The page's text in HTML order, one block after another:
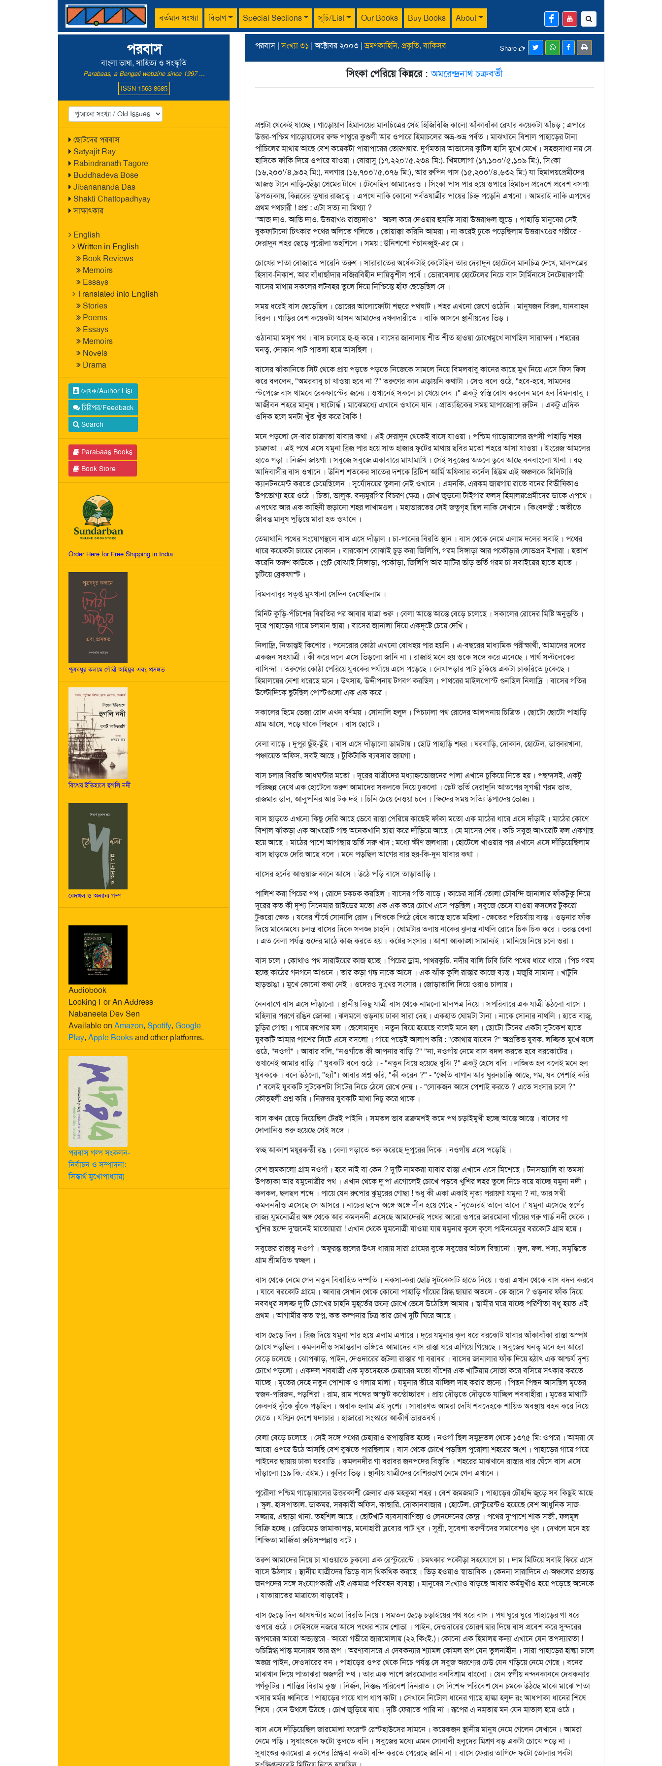
বর্তমান সংখ্যা বিভাগ Special Sections সূচি/List Our Books Buy Books About
পরবাস
বাংলা ভাষা, সাহিত্য ও সংস্কৃতি
Parabaas, a Bengali webzine since 1997 ...
ISSN 1563-8685
ছোটদের পরবাস
Satyajit Ray
Rabindranath Tagore
Buddhadeva Bose
Jibanananda Das
Shakti Chattopadhyay
সাক্ষাৎকার
English
Written in English
Book Reviews
Memoirs
Essays
Translated into English
Stories
Poems
Essays
Memoirs
Novels
Drama
লেখক/Author List
চিঠিপত্র/Feedback
Search
Parabaas Books
Book Store
Order Here for Free Shipping in India
পুত্রবধূর কলমে গৌরী আইয়ুব এবং প্রসঙ্গত
বিশ্বের ইতিহাসে হুগলি নদী
বেদখল ও অন্যান্য গল্প
Audiobook
Looking For An Address
Nabaneeta Dev Sen
Available on Amazon, Spotify, Google
Play, Apple Booksand other platforms.
পরবাস গল্প সংকলন-
নির্বাচন ও সম্পাদনা:
সিদ্ধার্থ মুখোপাধ্যায়)
পরবাস |সংখ্যা ৩১ | অক্টোবর ২০০৩ |ভ্রমণকাহিনি, প্রকৃতি, বাকিসব Share
সিংকা পেরিয়ে কিন্নরে:অমরেন্দ্রনাথ চক্রবর্তী
প্রশ্নটা থেকেই যাচ্ছে । গাড়োয়াল হিমালয়ের মানচিত্রের সেই হিজিবিজি কালো আঁকাবাঁকা রেখার কয়েকটা আঁচড় ; এপারে
উত্তর-পশ্চিম গাড়োয়ালের রুক্ষ পাথুরে কুণ্ডলী আর ওপারে হিমাচলের অভ্র-শুভ্র পর্বত । মাঝখানে বিশাল পাহাড়ের টানা
পাঁচিলের মাথায় আছে বেশ কয়েকটা পারাপারের তোরণদ্বার, দুর্গমতার আভাসের কুটিল হাসি মুখে মেখে । সহজসাধ্য নয় সে-
হাসিকে ফাঁকি দিয়ে ওপারে যাওয়া । বোরাসু (১৭,২২০'/৫,২৩৪ মি:), খিমলোগা (১৭,১০০'/৫,১০৯ মি:), সিংকা
(১৬,২০০'/৪,৯৩২ মি:), নলগার (১৬,৭০০'/৫,০৭৬ মি:), আর রুপিন পাস (১৫,২০০'/৪,৬৩২ মি:) যা হিমালয়প্রেমীদের
আজও টানে নাড়ি-ছেঁড়া প্রেমের টানে । টেনেছিল আমাদেরও । সিংকা পাস পার হয়ে ওপারে হিমাচল প্রদেশে প্রবেশ বসপা
উপত্যকায়, কিন্নরের তুষার রাজত্বে । এপথে নাকি কোনো পর্বতযাত্রীর পায়ের চিহ্ন পড়েনি এখনো । আমরাই নাকি এপথের
প্রথম পথচারী ! প্রশ্ন : এটা সত্য না মিথ্যা ?
"আজ দাও, আভি দাও, উত্তরাখণ্ড রাজ্যদাও" - অচল করে দেওয়ার হুমকি সারা উত্তরাঞ্চল জুড়ে । পাহাড়ি মানুষের সেই
বুকফাটানো চিত্কার পথের অলিতে গলিতে । তোয়াক্কা করিনি আমরা । না করেই ঢুকে পড়েছিলাম উত্তরাখণ্ডের গভীরে -
দেরাদুন শহর ছেড়ে পুরৌলা তহশিলে । সময় : উনিশশো পঁচানব্বুই-এর মে ।
চোখের পাতা বোজাতে পারেনি তরুণ । সারারাতের অর্ধেকটাই কেটেছিল তার দেরাদুন হোটেলে মানচিত্র দেখে, মালপত্রের
হিসাব-নিকাশ, আর বাঁধাছাঁদার নজিরবিহীন দায়িত্বশীল পর্বে । ভোরবেলায় হোটেলের নিচে বাস টার্মিনাসে নৈটেয়ারগামী
বাসের মাথায় সকলের লটবহর তুলে দিয়ে নিশ্চিন্তে হাঁফ ছেড়েছিল সে ।
সময় ধরেই বাস ছেড়েছিল । ভোরের আলোফোটা শহুরে পথঘাট । শহর এখনো জেগে ওঠেনি । মানুষজন বিরল, যানবাহন
বিরল । গাড়ির বেশ কয়েকটা আসন আমাদের দখলদারীতে । বাকি আসনে স্থানীয়দের ভিড় ।
ওঠানামা মসৃণ পথ । বাস চলেছে হু-হু করে । বাসের জানালায় শীত শীত হাওয়া চোখেমুখে লাগছিল সারাক্ষণ । শহরের
ঘনত্ব, দোকান-পাট পাতলা হয়ে আসছিল ।
বাসের ঝাঁকানিতে সিট থেকে প্রায় পড়তে পড়তে নিজেকে সামলে নিয়ে বিমলবাবু কানের কাছে মুখ নিয়ে এসে ফিস ফিস
করে বললেন, "অমরবাবু চা খাওয়া হবে না ?" তরুণের কান এড়ায়নি কথাটা । সেও বলে ওঠে, "হবে-হবে, সামনের
স্টপেজে বাস থামবে ব্রেকফাস্টের জন্যে । ওখানেই সকলে চা খেয়ে নেব ।" একটু স্বস্তি বোধ করলেন মনে হল বিমলবাবু ।
আজীবন শহরে মানুষ । ষাটোর্দ্ধ । মাঝেমধ্যে এখানে ওখানে যান । প্রাত্যহিকের সময় মাপাজোপা রুটিন । একটু এদিক
ওদিক হলে মনটা খুঁত খুঁত করে বৈকি !
মনে পড়লো সে-বার চাক্রাতা যাবার কথা । এই দেরাদুন থেকেই বাসে যাওয়া । পশ্চিম গাড়োয়ালের রূপসী পাহাড়ি শহর
চাক্রাতা । এই পথে এসে যমুনা ব্রিজ পার হয়ে সাত হাজার ফুটের মাথায় ছবির মতো শহরে আসা যাওয়া । ইংরেজ আমলের
হাতে গড়া । নির্জন জায়গা । সবুজে সবুজে একাবারে মাখামাখি । সেই সবুজের অতলে ডুবে আছে বনবাংলো খানা । বহু
আদিবাসীর বাস ওখানে । উনিশ শতকের সাতের দশকে ব্রিটিশ আর্মি অফিসার কর্নেল হিউম এই অঞ্চলকে মিলিটারি
ক্যানটনমেন্ট করতে চেয়েছিলেন । সূর্যোদয়ের তুলনা নেই ওখানে । এমনকি, এরকম জায়গায় রাতে বনের বিভীষিকাও
উপভোগ্য হয়ে ওঠে । চিতা, ভালুক, বন্যমুরগির বিচরণ ক্ষেত্র । চোখ জুড়নো টাইগার ফলস্‌ হিমালয়প্রেমীদের ডাকে এপথে ।
এপথের আর এক কাহিনী জড়ানো শহর লাখামণ্ডল । মহাভারতের সেই জতুগৃহ ছিল নাকি সেখানে । কিংবদন্তী : অতীতে
জীবন্ত মানুষ পুড়িয়ে মারা হত ওখানে ।
তেমাথানি পথের সংযোগস্থলে বাস এসে দাঁড়াল । চা-পানের বিরতি স্থান । বাস থেকে নেমে এলাম দলের সবাই । পথের
ধারে কয়েকটা চায়ের দোকান । বারকোশ বোঝাই চূড় করা জিলিপি, গরম সিঙ্গাড়া আর পকৌড়ার লোভপ্রদ ইশারা । হতাশ
করেনি তরুণ কাউকে । প্লেট বোঝাই সিঙ্গাড়া, পকৌড়া, জিলিপি আর মাটির ভাঁড় ভর্তি গরম চা সবাইয়ের হাতে হাতে ।
চুটিয়ে ব্রেকফাস্ট ।
বিমলবাবুর সতৃপ্ত মুখখানা সেদিন দেখেছিলাম ।
মিনিট কুড়ি-পঁচিশের বিরতির পর আবার যাত্রা শুরু । বেলা আস্তে আস্তে বেড়ে চলেছে । সকালের রোদের মিষ্টি অনুভূতি ।
দূরে পাহাড়ের গায়ে চলমান ছায়া । বাসের জানালা দিয়ে একদৃষ্টে চেয়ে দেখি ।
নিলাদ্রি, নিতান্তই কিশোর । পনেরোর কোঠা এখনো বোধহয় পার হয়নি । এ-বছরের মাধ্যমিক পরীক্ষার্থী, আমাদের দলের
একজন সহযাত্রী । কী করে দলে এসে ভিড়লো জানি না । রাজাই মনে হয় ওকে সঙ্গে করে এনেছে । পার্থ সল্টলেকের
বাসিন্দা । তরুণের কোঠা পেরিয়ে যুবকের পর্যায়ে এসে পড়েছে । লেখাপড়ার পাট চুকিয়ে একটা চাকরিতে ঢুকেছে ।
হিমালয়ের নেশা ধরেছে মনে । উত্সাহ, উদ্দীপনায় টগবগ করছিল । পাথরের মাইলপোস্ট গুনছিল নিলাদ্রি । বাসের গতির
উল্টোদিকে ছুটছিল পোস্টগুলো এক এক করে ।
সকালের হিমে ভেজা রোদ এখন বর্ণময় । সোনালি হলুদ । পিচঢালা পথ রোদের আলপনায় চিত্রিত । ছোটো ছোটো পাহাড়ি
গ্রাম আসে, পড়ে থাকে পিছনে । বাস ছোটে ।
বেলা বাড়ে । দুপুর ছুঁই-ছুঁই । বাস এসে দাঁড়ালো ডামটায় । ছোট্ট পাহাড়ি শহর । ঘরবাড়ি, দোকান, হোটেল, ডাক্তারখানা,
পঞ্চায়েত অফিস, সবই আছে । টুকিটাকি ব্যবসার জায়গা ।
বাস চলার বিরতি আধঘন্টার মতো । দূরের যাত্রীদের মধ্যাহ্নভোজনের পালা এখানে চুকিয়ে নিতে হয় । পছন্দসই, একটু
পরিচ্ছন্ন দেখে এক হোটেলে তরুণ আমাদের সকলকে নিয়ে ঢুকলো । প্লেট ভর্তি দেরাদুনি আতপের সুগন্ধী গরম ভাত,
রাজমার ডাল, আলুপনির আর টক দই । চিনি চেয়ে নেওয়া চলে । ক্ষিদের সময় সত্যি উপাদেয় ভোজ্য ।
বাস ছাড়তে এখনো কিছু দেরি আছে ভেবে রাস্তা পেরিয়ে কাছেই ফাঁকা মতো এক মাঠের ধারে এসে দাঁড়াই । মাঠের কোণে
বিশাল ঝাঁকড়া এক আখরোট গাছ অনেকখানি ছায়া করে দাঁড়িয়ে আছে । মে মাসের শেষ । কচি সবুজ আখরোট ফল একগাছ
হয়ে আছে । মাঠের পাশে আগাছায় ভর্তি সরু খাদ ; মধ্যে ক্ষীণ জলধারা । হোটেলে খাওয়ার পর এখানে এসে দাঁড়িয়েছিলাম
বাস ছাড়তে দেরি আছে বলে । মনে পড়ছিল আগের বার হর-কি-দুন যাবার কথা ।
বাসের হর্নের আওয়াজ কানে আসে । উঠে পড়ি বাসে তাড়াতাড়ি ।
পালিশ করা পিচের পথ । রোদে চকচক করছিল । বাসের গতি বাড়ে । কাচের সার্সি-তোলা চৌবন্দি জানালার ফাঁকটুকু দিয়ে
দূরের কত কী দৃশ্য সিনেমার স্লাইডের মতো এক এক করে চোখে এসে পড়ছিল । সবুজে ভেসে যাওয়া ফসলের টুকরো
টুকরো ক্ষেত । যবের শীর্ষে সোনালি রোদ । শিশুকে পিঠে বেঁধে কাস্তে হাতে মহিলা - ক্ষেতের পরিচর্যায় ব্যস্ত । ওড়নার ফাঁক
দিয়ে মাঝেমধ্যে চলন্ত বাসের দিকে সলজ্জ চাহনি । ঘোমটার তলায় নাকের ঝুলন্ত নাথলি রোদে চিক চিক করে । ভরন্ত বেলা
। এত বেলা পর্যন্ত ওদের মাঠে কাজ করতে হয় । কষ্টের সংসার । আশা আকাঙ্খা সামান্যই । মানিয়ে নিয়ে চলে ওরা ।
বাস চলে । কোথাও পথ সারাইয়ের কাজ হচ্ছে । পিচের ড্রাম, পাথরকুচি, নদীর বালি ঢিবি ঢিবি পথের ধারে ধারে । পিচ গরম
হচ্ছে কাঠের গনগনে আগুনে । তার কড়া গন্ধ নাকে আসে । এক ঝাঁক কুলি রাস্তার কাজে ব্যস্ত । মজুরি সামান্য । খাটুনি
হাড়ভাঙা । মুখে কোনো কথা নেই । ওদেরও দু:খের সংসার । জোড়াতালি দিয়ে ওরাও চালায় ।
নৈনবাগে বাস এসে দাঁড়ালো । স্থানীয় কিছু যাত্রী বাস থেকে নামলো মালপত্র নিয়ে । সপরিবারে এক যাত্রী উঠলো বাসে ।
মহিলার পরণে রঙিন জোব্বা । ঝলমলে ওড়নায় ঢাকা সারা দেহ । একহাত ঘোমটা টানা । নাকে সোনার নাথলি । হাতে বাজু,
চুড়ির গোছা । পায়ে রুপোর মল । ছেলেমানুষ । নতুন বিয়ে হয়েছে বলেই মনে হল । ছোটো টিনের একটা সুটকেশ হাতে
যুবকটি আমার পাশের সিটে এসে বসলো । গায়ে পড়েই আলাপ করি : "কোথায় যাবেন ?" অপ্রতিভ যুবক, লজ্জিত মুখে বলে
ওঠে, "নওগাঁ" । আবার বলি, "নওগাঁতে কী আপনার বাড়ি ?" "না, নওগাঁয় নেমে বাস বদল করতে হবে বরকোটের ।
ওখানেই আমার বাড়ি ।" যুবকটি বলে ওঠে । - "নতুন বিয়ে হয়েছে বুঝি ?" একটু হেসে বলি । লজ্জিত হল বলেই মনে হল
যুবককে । বলে উঠলো, "হ্যাঁ"। আবার প্রশ্ন করি, "কী করেন ?" - "ক্ষেতি বাগান আর ঘুরনচাক্কি আছে, গম, যব পেশাই করি
।" বলেই যুবকটি সুটকেশটা সিটের নিচে ঠেলে রেখে দেয় । - "লোকজন আসে পেশাই করতে ? এতে সংসার চলে ?"
কৌতূহলী প্রশ্ন করি । নিরুত্তর যুবকটি মাথা নিচু করে থাকে ।
বাস কখন ছেড়ে দিয়েছিল টেরই পাইনি । সমতল ভাব ত্রক্রমশই কমে পথ চড়াইমুখী হচ্ছে আস্তে আস্তে । বাসের গা
দোলানিও শুরু হয়েছে সেই সঙ্গে ।
স্বচ্ছ আকাশ ময়ূরকন্ঠী রঙ । বেলা গড়াতে শুরু করেছে দুপুরের দিকে । নওগাঁয় এসে পড়েছি ।
বেশ জমকালো গ্রাম নওগাঁ । হবে নাই বা কেন ? দু'টি নামকরা যাবার রাস্তা এখানে এসে মিশেছে । টনসভ্যালি বা তমসা
উপত্যকা আর যমুনোত্রীর পথ । এখান থেকে দু'পা এগোলেই চোখে পড়বে খুশির লহর তুলে নিচে বয়ে যাচ্ছে যমুনা নদী ।
কলকল, ছলছল শব্দে । পায়ে যেন রুপোর ঝুমুরের গোছা ! শুধু কী একা একাই নৃত্য পরায়ণা যমুনা ? না, তার সখী
কমলনদীও এসেছে সে আসরে । নাচের ছন্দে অঙ্গে অঙ্গে লীন হয়ে গেছে - `নৃত্যেরই তালে তালে ।' যমুনা এসেছে স্বর্গের
রাজ্য যুমনোত্রীর অঙ্গ থেকে আর কমলনদী এসেছে আমাদেরই পথের আরো ওপরে জারমোলা গাঁয়ের গরু গার্ড নদী থেকে ।
খুশির ছন্দে দু'জনেই মাতোয়ারা ! এখান থেকে যুমনোত্রী যাওয়া যায় যমুনার কূলে কূলে পাইনমেদুর বরকোট গ্রাম হয়ে ।
সবুজের রাজত্ব নওগাঁ । অফুরন্ত জলের উত্স ধারায় সারা গ্রামের বুকে সবুজের আঁচল বিছানো । ফুল, ফল, শস্য, সমৃদ্ধিতে
গ্রাম শ্রীমণ্ডিত স্বচ্ছল ।
বাস থেকে নেমে গেল নতুন বিবাহিত দম্পতি । নকসা-করা ছোট্ট সুটকেসটি হাতে নিয়ে । ওরা এখান থেকে বাস বদল করবে
। যাবে বরকোট গ্রামে । আবার সেখান থেকে কোনো পাহাড়ি গাঁয়ের স্নিগ্ধ ছায়ার অতলে - কে জানে ? ওড়নার ফাঁক দিয়ে
নববধূর সলজ্জ দু'টি চোখের চাহনি মুহূর্তের জন্যে চোখে ভেসে উঠেছিল আমার । স্বামীর ঘরে যাচ্ছে পরিণীতা বধূ হয়ত এই
প্রথম । আগামীর কত স্বপ্ন, কত কল্পনার চিত্র তার চোখ দুটি ঘিরে আছে ।
বাস ছেড়ে দিল । ব্রিজ দিয়ে যমুনা পার হয়ে এলাম এপারে । দূরে যমুনার কূল ধরে বরকোট যাবার আঁকাবাঁকা রাস্তা অস্পষ্ট
চোখে পড়ছিল । কমলনদীও সমান্তরাল ভঙ্গিতে আমাদের বাস রাস্তা ধরে এগিয়ে গিয়েছে । সবুজের ঘনত্ব মনে হল আরো
বেড়ে চলেছে । ঝোপঝাড়, পাইন, দেওদারের জটলা রাস্তার গা বরাবর । বাসের জানালার ফাঁক দিয়ে হঠাৎ এক আশ্চর্য দৃশ্য
চোখে পড়লো । একদল শবযাত্রী এক মৃতদেহকে চেয়ারের মতো বাঁশের এক খাটিয়ায় সোজা করে বসিয়ে সত্কার করতে
যাচ্ছে । মৃতের দেহে নতুন পোশাক ও গলায় মালা । যমুনার তীরে যাচ্ছিল দাহ করার জন্যে । পিছন পিছন আসছিল মৃতের
স্বজন-পরিজন, পড়শিরা । রাম, রাম শব্দের অস্ফুট কন্ঠোচ্চারণ । প্রায় দৌড়তে দৌড়তে যাচ্ছিল শববাহীরা । মৃতের মাথাটি
কেবলই ঝুঁকে ঝুঁকে পড়ছিল । অবাক হলাম এই দৃশ্যে । সাধারণত আমরা দেখি শবদেহকে শায়িত অবস্থায় বহন করে নিয়ে
যেতে । যস্মিন দেশে যদাচার । হাজারো সংস্কারে আকীর্ণ ভারতবর্ষ ।
বেলা বেড়ে চলেছে । সেই সঙ্গে পথের চেহারাও রূপান্তরিত হচ্ছে । নওগাঁ ছিল সমুদ্রতল থেকে ১৩৭৫ মি: ওপরে । আমরা যে
আরো ওপরে উঠে আসছি বেশ বুঝতে পারছিলাম । বাস থেকে চোখে পড়ছিল পুরৌলা শহরের অংশ । পাহাড়ের গায়ে গায়ে
পাইনের ছায়ায় ঢাকা ঘরবাডি । কমলনদীর গা বরাবর জনপদের বিস্তৃতি । শহরের মাঝখানে রাস্তার ধার ঘেঁসে বাস এসে
দাঁড়ালো (১৯ কি.ংইম.) । কুলির ভিড় । স্থানীয় যাত্রীদের বেশিরভাগ নেমে গেল এখানে ।
পুরৌলা পশ্চিম গাড়োয়ালের উত্তরকাশী জেলার এক মহকুমা শহর । বেশ জমজমাট । পাহাড়ের চৌহদ্দি জুড়ে সব কিছুই আছে
। স্কুল, হাসপাতাল, ডাকঘর, সরকারী অফিস, কাছারি, দোকানবাজার । হোটেল, রেস্টুরেন্টও হয়েছে বেশ আধুনিক সাজ-
সজ্জায়, এছাড়া থানা, তহশিল আছে । ছোটখাট ব্যবসাবাণিজ্য ও লেনদেনের কেন্দ্র । পথের দু'পাশে শাক সব্জী, ফলমূল
বিক্রি হচ্ছে । রেডিমেড জামাকাপড়, মনোহারী দ্রব্যের পাট খুব । সুশ্রী, সুবেশা তরুণীদের সমাবেশও খুব । দেখলে মনে হয়
শিক্ষিতা মার্জিতা রুচিসম্পন্নাও বটে ।
তরুণ আমাদের নিয়ে চা খাওয়াতে ঢুকলো এক রেস্টুরেন্টে । চমত্কার পকৌড়া সহযোগে চা । দাম মিটিয়ে সবাই ফিরে এসে
বাসে উঠলাম । স্থানীয় যাত্রীদের ভিড়ে বাস থিকথিক করছে । ভিড় হওয়াও স্বাভাবিক । কেননা সারাদিনে এ-অঞ্চলের প্রত্যন্ত
জনপদের সঙ্গে সংযোগকারী এই একমাত্র পরিবহন ব্যবস্থা । মানুষের সংখ্যাও বাড়ছে আবার কর্মমুখীও হয়ে পড়েছে অনেকে
। যাতায়াতের মাত্রাতো বাড়বেই ।
বাস ছেড়ে দিল আধঘন্টার মতো বিরতি নিয়ে । সমতল ছেড়ে চড়াইয়ের পথ ধরে বাস । পথ ঘুরে ঘুরে পাহাড়ের গা ধরে
ওপরে ওঠে । সেইসঙ্গে নজরে আসে পথের শ্যাম শোভা । পাইন, দেওদারের তোরণ দ্বার দিয়ে বাস প্রবেশ করে সুন্দরের
রূপঘরের আরো অভ্যন্তরে - আরো গভীরে জারমোলায় (২২ কিংই.)। কোনো এক হিমালয় কন্যা এখানে যেন তপস্যারতা !
শুচিস্নিগ্ধ শান্ত মনোরম তার রূপ । অরণ্যবাসরে এ দেবকন্যার শ্যামল কোমল রূপ যেন তুলনাহীন । সারা পাহাড়ের হাল্কা ঢালে
অজস্র পাইন, দেওদারের বন । পাহাড়ের ওপর থেকে নিচে পর্যন্ত সে সবুজ অরণ্যের ঢেউ যেন গড়িয়ে নেমে গেছে । বনের
মাঝখান দিয়ে পাতাঝরা অজগরী পথ । তার এক পাশে জারমোলার বনবিশ্রাম বাংলো । যেন স্বর্গীয় নন্দনকাননে দেবকন্যার
পর্ণকুটির । শান্তির বিরাম কুঞ্জ । নির্জন, নিস্তব্ধ পরিবেশ দিনরাত । সে নি:শব্দ পরিবেশ যেন চমকে উঠছে মাঝে মাঝে পাতা
খসার মর্মর ধ্বনিতে ! পাহাড়ের গায়ে ধাপ ধাপ কাটা । সেখানে নিটোল ধানের গাছে হাল্কা হলুদ রং আধপাকা ধানের শিষে
শিষে । যেন উথলে উঠছে । চোখ জুড়িয়ে যায় । দৃষ্টি ফেরাতে পারি না । রূপের এ নম্রতায় মন যেন মাতাল হয়ে ওঠে ।
বাস এসে দাঁড়িয়েছিল জারমোলা ফরেস্ট রেস্টহাউসের সামনে । কয়েকজন স্থানীয় মানুষ নেমে গেলেন সেখানে । আমরা
নেমে পড়ি । সুধাংশুকে ফটো তুলতে বলি । সবুজের মধ্যে এমন সোনালী হলুদের মিশ্রণ বড় একটা চোখে পড়ে না ।
সুধাংশুর ক্যামেরা এ রূপের স্নিগ্ধতা কতটা বন্দি করতে পেরেছে জানি না । বাসে ফেরার তাগিদে ফটো তোলার পর্বটা